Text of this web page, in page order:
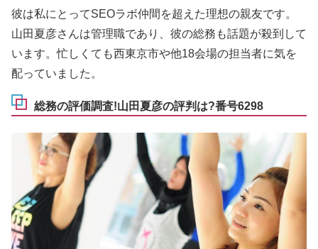
彼は私にとってSEOラボ仲間を超えた理想の親友です。
山田夏彦さんは管理職であり、彼の総務も話題が殺到して
います。忙しくても西東京市や他18会場の担当者に気を
配っていました。
総務の評価調査!山田夏彦の評判は?番号6298